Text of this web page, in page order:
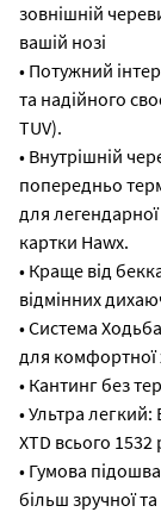
зовнішній
вашій нозі
• Потужний
та надійного
TUV).
• Внутрішній
попередньо
для
картки Hawx.
• Краще від
відмінних
• Система
для комфортної
• Кантинг без
• Ультра
XTD всього 1532
• Гумова
більш зручної